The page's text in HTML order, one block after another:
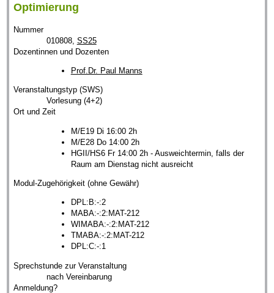
Optimierung
Nummer
010808, SS25
Dozentinnen und Dozenten
Prof.Dr. Paul Manns
Veranstaltungstyp (SWS)
Vorlesung (4+2)
Ort und Zeit
M/E19 Di 16:00 2h
M/E28 Do 14:00 2h
HGII/HS6 Fr 14:00 2h - Ausweichtermin, falls der
Raum am Dienstag nicht ausreicht
Modul-Zugehörigkeit (ohne Gewähr)
DPL:B:-:2
MABA:-:2:MAT-212
WIMABA:-:2:MAT-212
TMABA:-:2:MAT-212
DPL:C:-:1
Sprechstunde zur Veranstaltung
nach Vereinbarung
Anmeldung?